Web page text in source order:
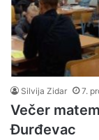
Silvija Zidar 7.
Večer
Đurđevac